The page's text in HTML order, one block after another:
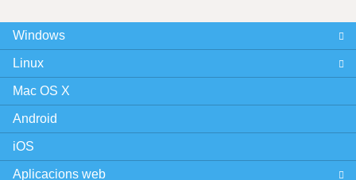
Windows
Linux
Mac OS X
Android
iOS
Aplicacions web